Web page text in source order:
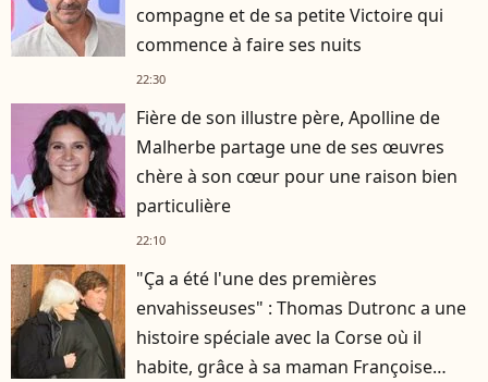
compagne et de sa petite Victoire qui
commence à faire ses nuits
22:30
Fière de son illustre père, Apolline de
Malherbe partage une de ses œuvres
chère à son cœur pour une raison bien
particulière
22:10
"Ça a été l'une des premières
envahisseuses" : Thomas Dutronc a une
histoire spéciale avec la Corse où il
habite, grâce à sa maman Françoise